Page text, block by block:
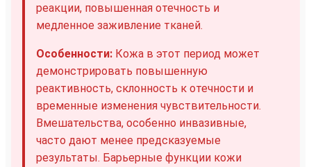
реакции, повышенная отечность и
медленное заживление тканей.
Особенности: Кожа в этот период может
демонстрировать повышенную
реактивность, склонность к отечности и
временные изменения чувствительности.
Вмешательства, особенно инвазивные,
часто дают менее предсказуемые
результаты. Барьерные функции кожи